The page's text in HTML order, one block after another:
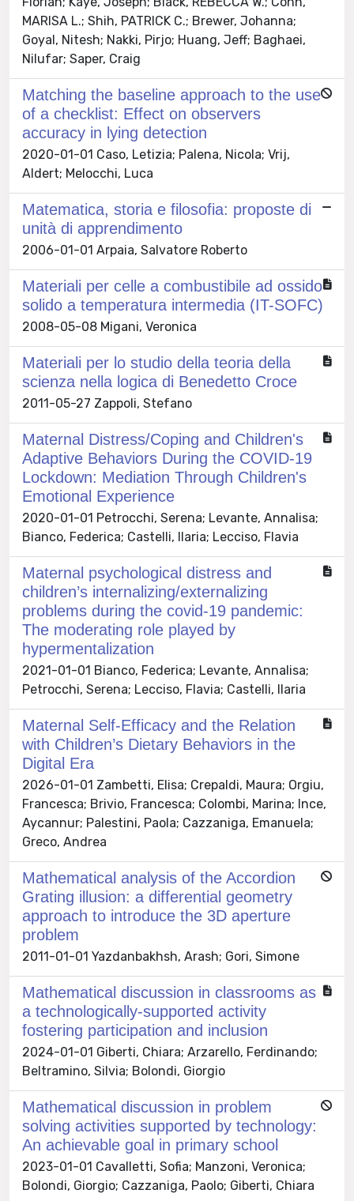
MARISA L.; Shih, PATRICK C.; Brewer, Johanna;
Goyal, Nitesh; Nakki, Pirjo; Huang, Jeff; Baghaei,
Nilufar; Saper, Craig
Matching the baseline approach to the use
of a checklist: Effect on observers
accuracy in lying detection
2020-01-01 Caso, Letizia; Palena, Nicola; Vrij,
Aldert; Melocchi, Luca
Matematica, storia e filosofia: proposte di
unità di apprendimento
2006-01-01 Arpaia, Salvatore Roberto
Materiali per celle a combustibile ad ossido
solido a temperatura intermedia (IT-SOFC)
2008-05-08 Migani, Veronica
Materiali per lo studio della teoria della
scienza nella logica di Benedetto Croce
2011-05-27 Zappoli, Stefano
Maternal Distress/Coping and Children's
Adaptive Behaviors During the COVID-19
Lockdown: Mediation Through Children's
Emotional Experience
2020-01-01 Petrocchi, Serena; Levante, Annalisa;
Bianco, Federica; Castelli, Ilaria; Lecciso, Flavia
Maternal psychological distress and
children’s internalizing/externalizing
problems during the covid‐19 pandemic:
The moderating role played by
hypermentalization
2021-01-01 Bianco, Federica; Levante, Annalisa;
Petrocchi, Serena; Lecciso, Flavia; Castelli, Ilaria
Maternal Self-Efficacy and the Relation
with Children’s Dietary Behaviors in the
Digital Era
2026-01-01 Zambetti, Elisa; Crepaldi, Maura; Orgiu,
Francesca; Brivio, Francesca; Colombi, Marina; Ince,
Aycannur; Palestini, Paola; Cazzaniga, Emanuela;
Greco, Andrea
Mathematical analysis of the Accordion
Grating illusion: a differential geometry
approach to introduce the 3D aperture
problem
2011-01-01 Yazdanbakhsh, Arash; Gori, Simone
Mathematical discussion in classrooms as
a technologically-supported activity
fostering participation and inclusion
2024-01-01 Giberti, Chiara; Arzarello, Ferdinando;
Beltramino, Silvia; Bolondi, Giorgio
Mathematical discussion in problem
solving activities supported by technology:
An achievable goal in primary school
2023-01-01 Cavalletti, Sofia; Manzoni, Veronica;
Bolondi, Giorgio; Cazzaniga, Paolo; Giberti, Chiara